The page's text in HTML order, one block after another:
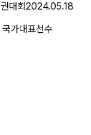
대회 2024.05.18
가대표선수